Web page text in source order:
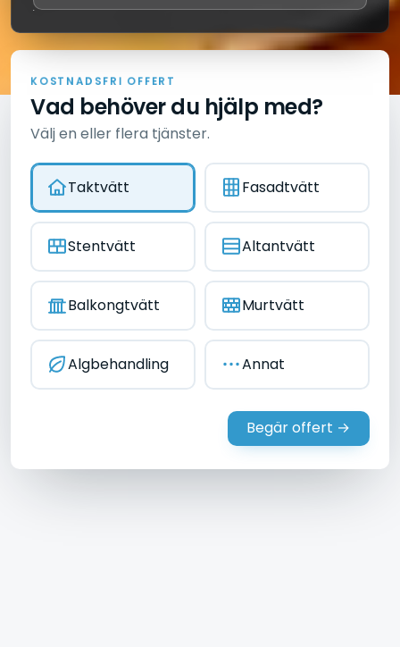
KOST NAD SFRI OFFER T
Vad behöver du hjälp med?
Välj en eller flera tjänster.
Taktvätt Fasadtvätt
Stentvätt Altantvätt
Balkongtvätt Murtvätt
Algbehandling Annat
Begär offert →